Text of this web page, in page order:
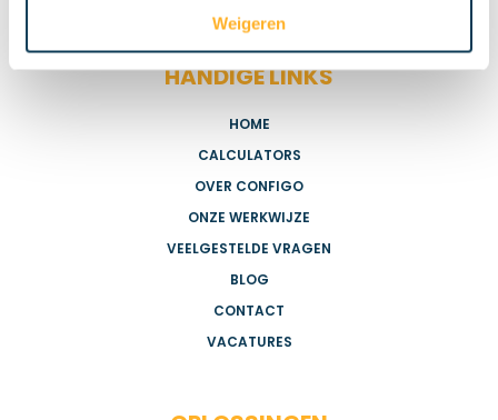
Weigeren
HANDIGE LINKS
HOME
CALCULATORS
OVER CONFIGO
ONZE WERKWIJZE
VEELGESTELDE VRAGEN
BLOG
CONTACT
VACATURES